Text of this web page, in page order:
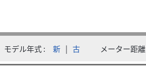
モデル年式 新 | 古 メーター距離